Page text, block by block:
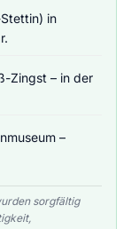
in
Zingst – in der
–
sorgfältig